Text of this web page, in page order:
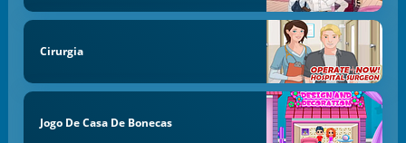
Cirurgia
Jogo De Casa De Bonecas